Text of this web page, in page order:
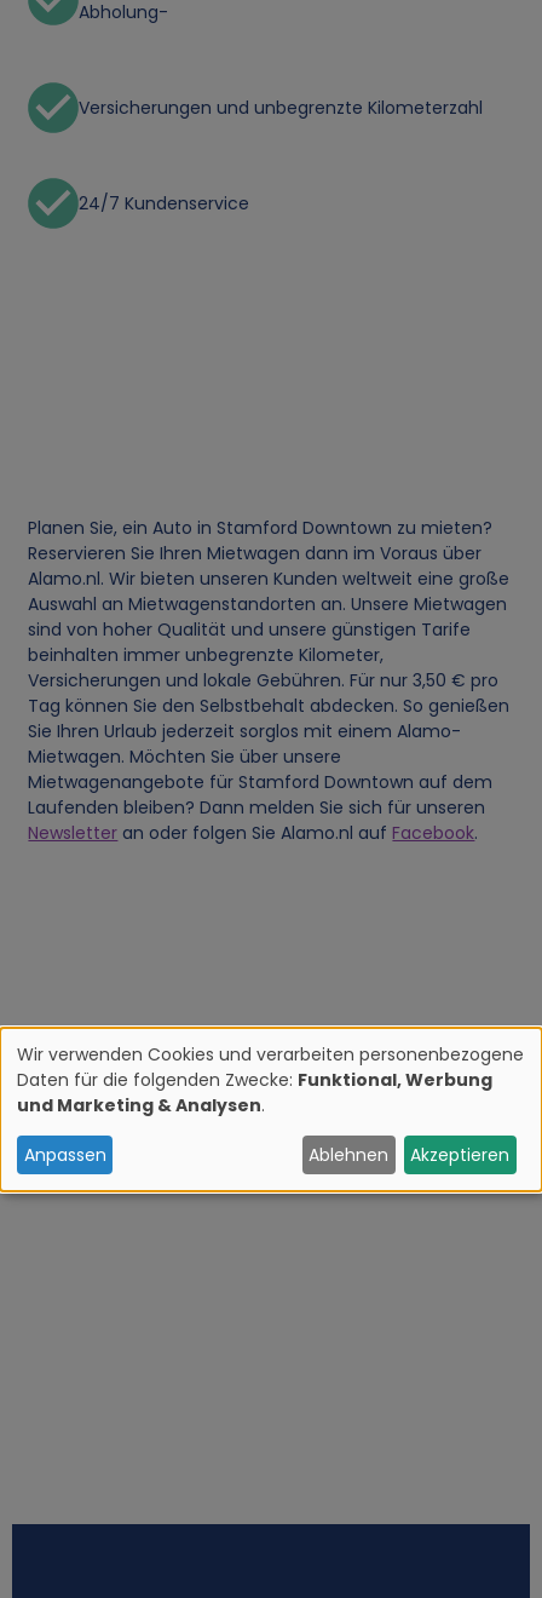
Abholung-
Versicherungen und unbegrenzte Kilometerzahl
24/7 Kundenservice
Planen Sie, ein Auto in Stamford Downtown zu mieten?
Reservieren Sie Ihren Mietwagen dann im Voraus über
Alamo.nl. Wir bieten unseren Kunden weltweit eine große
Auswahl an Mietwagenstandorten an. Unsere Mietwagen
sind von hoher Qualität und unsere günstigen Tarife
beinhalten immer unbegrenzte Kilometer,
Versicherungen und lokale Gebühren. Für nur 3,50 € pro
Tag können Sie den Selbstbehalt abdecken. So genießen
Sie Ihren Urlaub jederzeit sorglos mit einem Alamo-
Mietwagen. Möchten Sie über unsere
Mietwagenangebote für Stamford Downtown auf dem
Laufenden bleiben? Dann melden Sie sich für unseren
Newsletter an oder folgen Sie Alamo.nl auf Facebook.
V
e
r
Wir verwenden Cookies und verarbeiten personenbezogene
Daten für die folgenden Zwecke: Funktional, Werbung
und Marketing & Analysen.
Anpassen Ablehnen Akzeptieren